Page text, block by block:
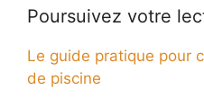
Poursuivez votre
Le guide pratique pour
de piscine